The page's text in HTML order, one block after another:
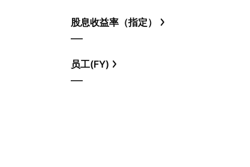
股息收益率（指定）
—
员工(FY)
—